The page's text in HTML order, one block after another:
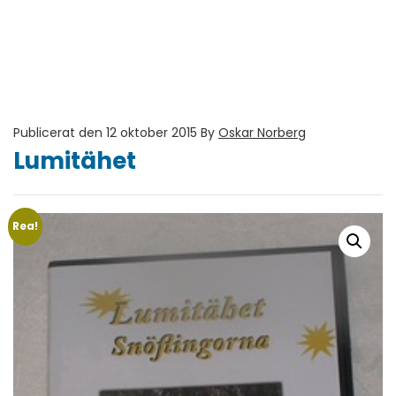
Publicerat den 12 oktober 2015 By Oskar Norberg
Lumitähet
Rea!